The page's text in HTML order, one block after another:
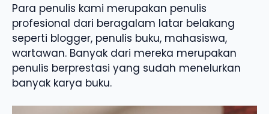
Para penulis kami merupakan penulis
profesional dari beragalam latar belakang
seperti blogger, penulis buku, mahasiswa,
wartawan. Banyak dari mereka merupakan
penulis berprestasi yang sudah menelurkan
banyak karya buku.